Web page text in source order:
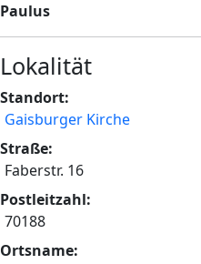
Paulus
Lokalität
Standort:
Gaisburger Kirche
Straße:
Faberstr. 16
Postleitzahl:
70188
Ortsname: